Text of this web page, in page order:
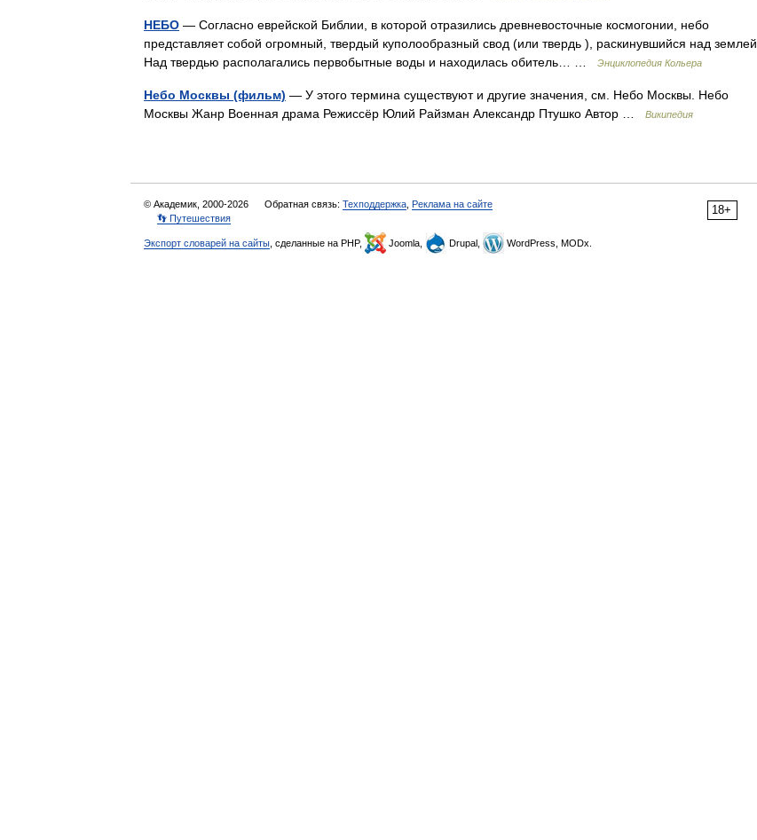
НЕБО — Согласно еврейской Библии, в которой отразились древневосточные космогонии, небо
представляет собой огромный, твердый куполообразный свод (или твердь ), раскинувшийся над землей.
Над твердью располагались первобытные воды и находилась обитель… …
Энциклопедия Кольера
Небо Москвы (фильм) — У этого термина существуют и другие значения, см. Небо Москвы. Небо
Москвы Жанр Военная драма Режиссёр Юлий Райзман Александр Птушко Автор …
Википедия
18+
© Академик, 2000-2026 Обратная связь: Техподдержка Реклама на сайте
👣 Путешествия
Экспорт словарей на сайты , сделанные на PHP, Joomla, Drupal, WordPress, MODx.